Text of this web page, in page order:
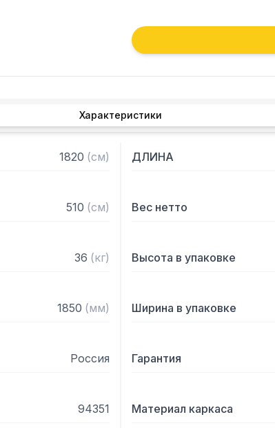
— Стеллаж
— Стойки из трубы
1,2 мм
— Расстояние между
— Стеллаж поставляется
Характеристики
1820 (см) ДЛИНА
510 (см) Вес нетто
36 (кг) Высота в упаковке
1850 (мм) Ширина в упаковке
Россия Гарантия
94351 Материал каркаса